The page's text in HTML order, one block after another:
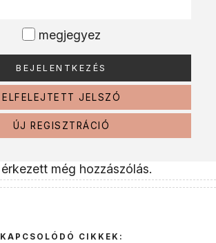
megjegyez
ELFELEJTETT JELSZÓ
ÚJ REGISZTRÁCIÓ
még hozzászólás.
KAPCSOLÓDÓ CIKKEK: